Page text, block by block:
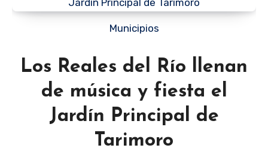
Municipios
Los Reales del Río llenan
de música y fiesta el
Jardín Principal de
Tarimoro